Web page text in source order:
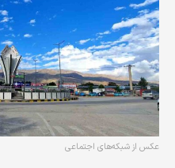
عکس از شبکه‌های اجتماعی